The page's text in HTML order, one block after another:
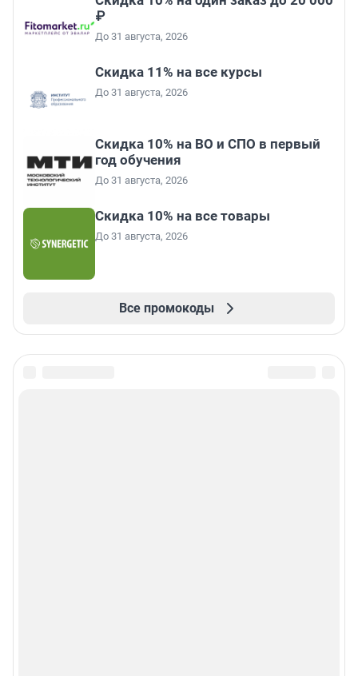
₽
До 31 августа, 2026
Скидка 11% на все курсы
До 31 августа, 2026
Скидка 10% на ВО и СПО в первый
год обучения
До 31 августа, 2026
Скидка 10% на все товары
До 31 августа, 2026
Все промокоды